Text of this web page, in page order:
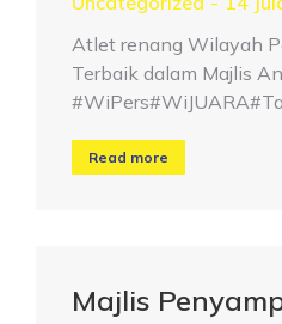
Atlet renang Wilayah
Terbaik dalam Majlis
Read more
Majlis